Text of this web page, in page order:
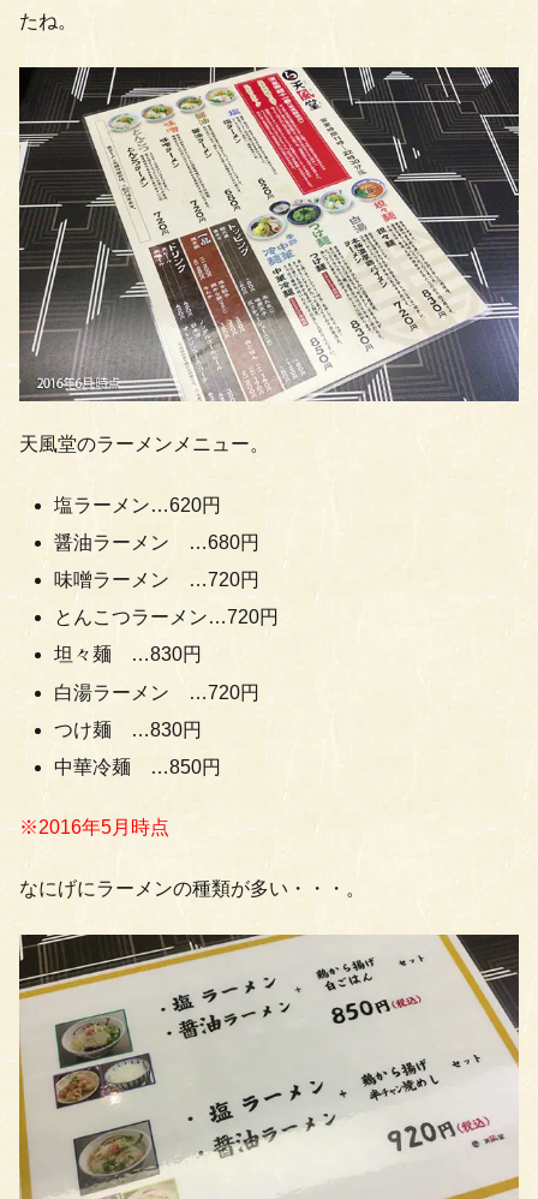
たね。
天風堂のラーメンメニュー。
塩ラーメン…620円
醤油ラーメン …680円
味噌ラーメン …720円
とんこつラーメン…720円
坦々麺 …830円
白湯ラーメン …720円
つけ麺 …830円
中華冷麺 …850円
※2016年5月時点
なにげにラーメンの種類が多い・・・。